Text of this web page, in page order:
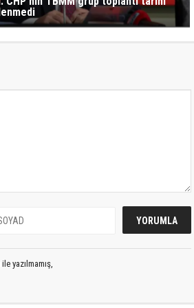
yazılmamış,